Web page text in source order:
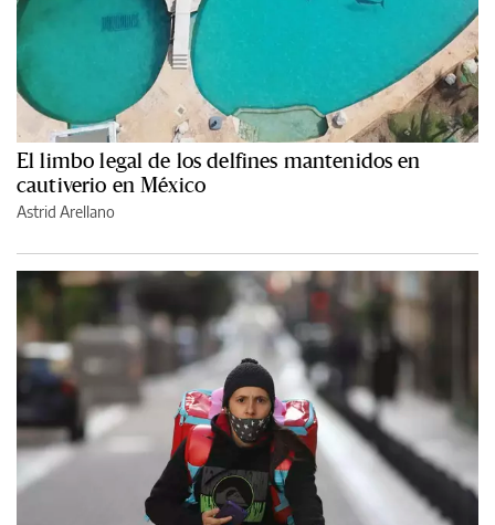
El limbo legal de los delfines mantenidos en
cautiverio en México
Astrid Arellano